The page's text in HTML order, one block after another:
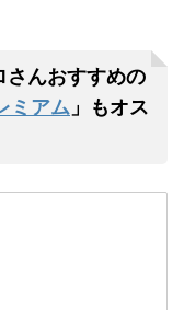
さんおすすめの
ミアム 」もオス